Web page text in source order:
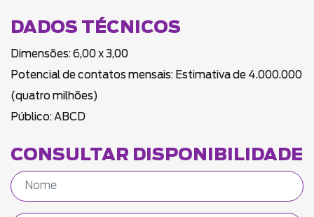
DADOS TÉCNICOS
Dimensões: 6,00 x 3,00
Potencial de contatos mensais: Estimativa de 4.000.000
(quatro milhões)
Público: ABCD
CONSULTAR DISPONIBILIDADE